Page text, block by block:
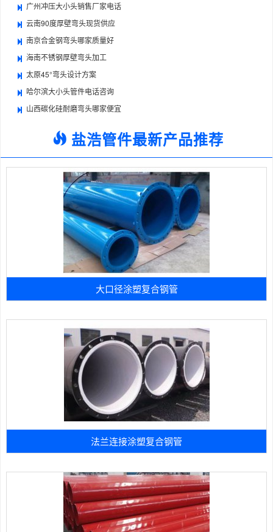
广州冲压大小头销售厂家电话
云南90度厚壁弯头现货供应
南京合金钢弯头哪家质量好
海南不锈钢厚壁弯头加工
太原45°弯头设计方案
哈尔滨大小头管件电话咨询
山西碳化硅耐磨弯头哪家便宜
盐浩管件最新产品推荐
大口径涂塑复合钢管
法兰连接涂塑复合钢管